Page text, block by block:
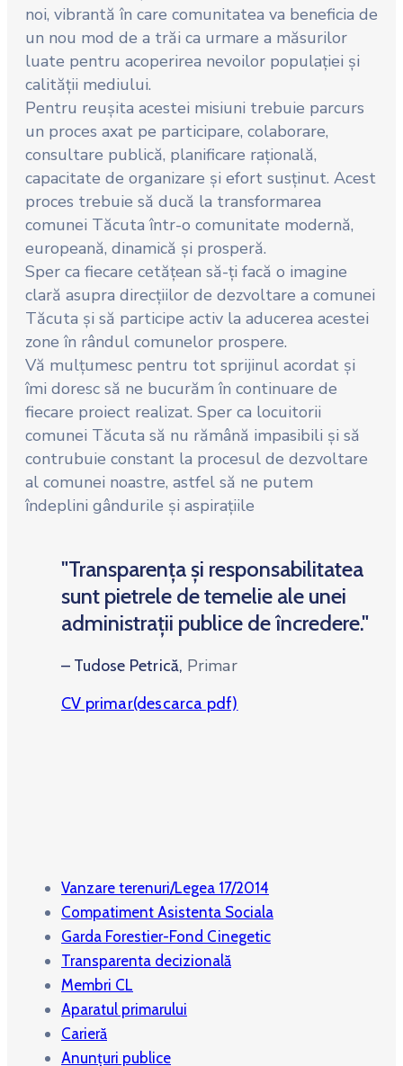
noi, vibrantă în care comunitatea va beneficia de
un nou mod de a trăi ca urmare a măsurilor
luate pentru acoperirea nevoilor populației și
calității mediului.
Pentru reușita acestei misiuni trebuie parcurs
un proces axat pe participare, colaborare,
consultare publică, planificare rațională,
capacitate de organizare și efort susținut. Acest
proces trebuie să ducă la transformarea
comunei Tăcuta într-o comunitate modernă,
europeană, dinamică și prosperă.
Sper ca fiecare cetățean să-ți facă o imagine
clară asupra direcțiilor de dezvoltare a comunei
Tăcuta și să participe activ la aducerea acestei
zone în rândul comunelor prospere.
Vă mulțumesc pentru tot sprijinul acordat și
îmi doresc să ne bucurăm în continuare de
fiecare proiect realizat. Sper ca locuitorii
comunei Tăcuta să nu rămână impasibili și să
contrubuie constant la procesul de dezvoltare
al comunei noastre, astfel să ne putem
îndeplini gândurile și aspirațiile
"Transparența și responsabilitatea
sunt pietrele de temelie ale unei
administrații publice de încredere."
– Tudose Petrică, Primar
CV primar(descarca pdf)
Vanzare terenuri/Legea 17/2014
Compatiment Asistenta Sociala
Garda Forestier-Fond Cinegetic
Transparenta decizională
Membri CL
Aparatul primarului
Carieră
Anunțuri publice